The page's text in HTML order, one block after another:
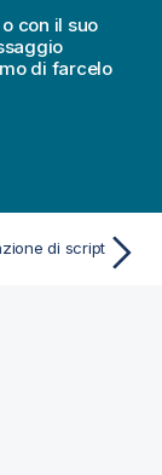
con il suo
di farcelo
di script